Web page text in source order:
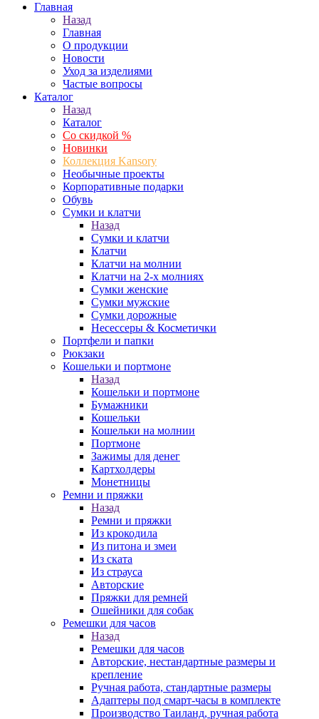
Главная
Назад
Главная
О продукции
Новости
Уход за изделиями
Частые вопросы
Каталог
Назад
Каталог
Со скидкой %
Новинки
Коллекция Kansory
Необычные проекты
Корпоративные подарки
Обувь
Сумки и клатчи
Назад
Сумки и клатчи
Клатчи
Клатчи на молнии
Клатчи на 2-х молниях
Сумки женские
Сумки мужские
Сумки дорожные
Несессеры & Косметички
Портфели и папки
Рюкзаки
Кошельки и портмоне
Назад
Кошельки и портмоне
Бумажники
Кошельки
Кошельки на молнии
Портмоне
Зажимы для денег
Картхолдеры
Монетницы
Ремни и пряжки
Назад
Ремни и пряжки
Из крокодила
Из питона и змеи
Из ската
Из страуса
Авторские
Пряжки для ремней
Ошейники для собак
Ремешки для часов
Назад
Ремешки для часов
Авторские, нестандартные размеры и
крепление
Ручная работа, стандартные размеры
Адаптеры под смарт-часы в комплекте
Производство Таиланд, ручная работа